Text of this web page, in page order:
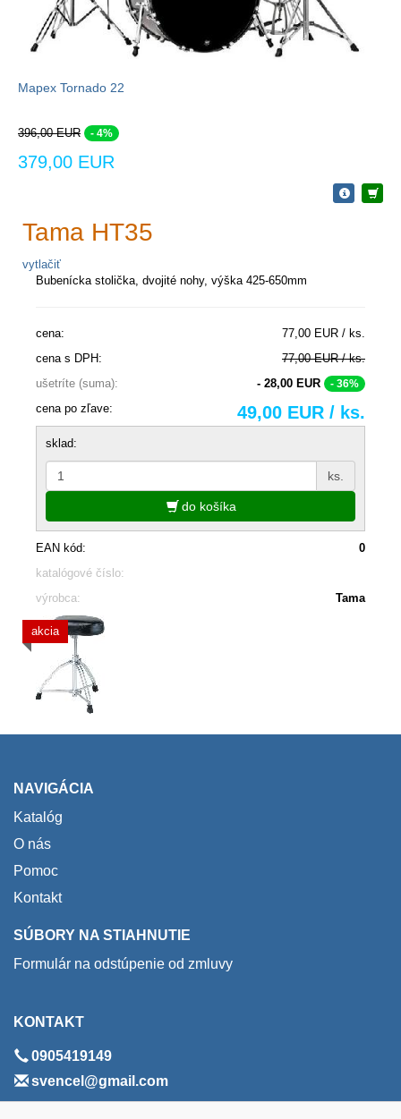
Mapex Tornado 22
396,00 EUR - 4%
379,00 EUR
Tama HT35
vytlačiť
Bubenícka stolička, dvojité nohy, výška 425-650mm
cena:
77,00 EUR / ks.
cena s DPH:
77,00 EUR / ks.
ušetríte (suma):
- 28,00 EUR - 36%
cena po zľave: 49,00 EUR / ks.
sklad:
ks.
do košíka
EAN kód:
0
katalógové číslo:
výrobca:
Tama
akcia
NAVIGÁCIA
Katalóg
O nás
Pomoc
Kontakt
SÚBORY NA STIAHNUTIE
Formulár na odstúpenie od zmluvy
KONTAKT
0905419149
svencel@gmail.com